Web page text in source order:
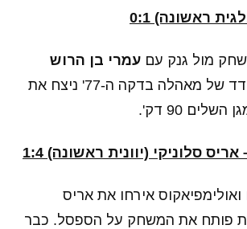
ראשונה) 0:1
מול גנק עם עמרי בן הרוש
בהרכב. שער בודד של מאהלה בדקה ה-77' ניצח את
90 דק'.
סלוניקי (יוונית ראשונה) 1:4
ואולימפיאקוס אירחו את אריס
פותח את המשחק על הספסל. כבר